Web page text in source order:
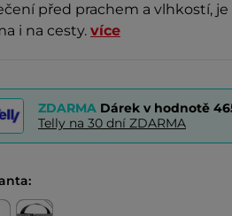
před prachem a vlhkostí,
i na cesty. více
ZDARMA Dárek v hodnotě
Telly na 30 dní ZDARMA